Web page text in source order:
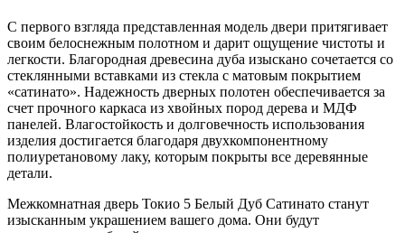
С первого взгляда представленная модель двери притягивает
своим белоснежным полотном и дарит ощущение чистоты и
легкости. Благородная древесина дуба изыскано сочетается со
стеклянными вставками из стекла с матовым покрытием
«сатинато». Надежность дверных полотен обеспечивается за
счет прочного каркаса из хвойных пород дерева и МДФ
панелей. Влагостойкость и долговечность использования
изделия достигается благодаря двухкомпонентному
полиуретановому лаку, которым покрыты все деревянные
детали.
Межкомнатная дверь Токио 5 Белый Дуб Сатинато станут
изысканным украшением вашего дома. Они будут